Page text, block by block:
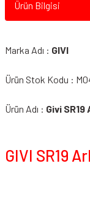
Ürün Bilgisi
Marka Adı : GIVI
Ürün Stok Kodu :
Ürün Adı : Givi SR19
GIVI SR19